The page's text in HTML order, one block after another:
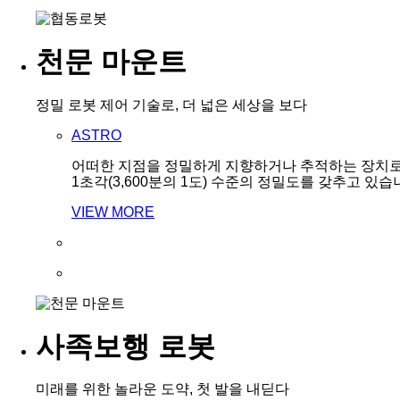
천문 마운트
정밀 로봇 제어 기술로, 더 넓은 세상을 보다
ASTRO
어떠한 지점을 정밀하게 지향하거나 추적하는 장치
1초각(3,600분의 1도) 수준의 정밀도를 갖추고 있습
VIEW MORE
사족보행 로봇
미래를 위한 놀라운 도약, 첫 발을 내딛다